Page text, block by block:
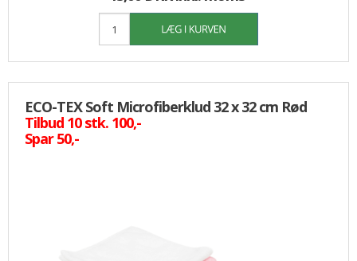
ECO-TEX Soft Microfiberklud 32 x 32 cm Rød
Tilbud 10 stk. 100,-
Spar 50,-